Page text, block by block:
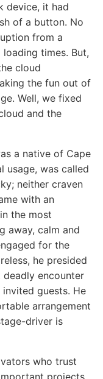
device, it had
of a button. No
from a
times. But,
cloud
the fun out of
Well, we fixed
and the
a native of Cape
usage, was called
neither craven
with an
the most
away, calm and
for the
he presided
encounter
invited guests. He
arrangement
driver is
who trust